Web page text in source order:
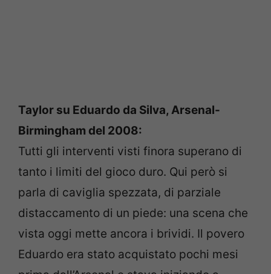
Taylor su Eduardo da Silva, Arsenal-
Birmingham del 2008:
Tutti gli interventi visti finora superano di
tanto i limiti del gioco duro. Qui però si
parla di caviglia spezzata, di parziale
distaccamento di un piede: una scena che
vista oggi mette ancora i brividi. Il povero
Eduardo era stato acquistato pochi mesi